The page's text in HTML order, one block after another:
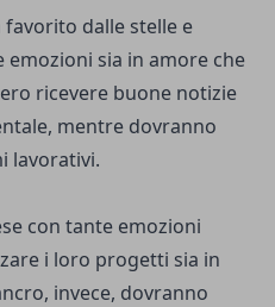
dalle stelle e
sia in amore che
ricevere buone notizie
mentre dovranno
lavorativi.
con tante emozioni
i loro progetti sia in
invece, dovranno